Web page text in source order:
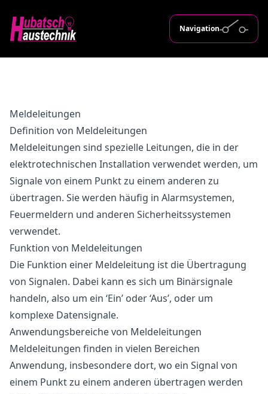
Navigation
Meldeleitungen
Definition von Meldeleitungen
Meldeleitungen sind spezielle Leitungen, die in der
elektrotechnischen Installation verwendet werden, um
Signale von einem Punkt zu einem anderen zu
übertragen. Sie werden häufig in Alarmsystemen,
Feuermeldern und anderen Sicherheitssystemen
verwendet.
Funktion von Meldeleitungen
Die Funktion einer Meldeleitung ist die Übertragung
von Signalen. Dabei kann es sich um Binärsignale
handeln, also um ein ‘Ein’ oder ‘Aus’, oder um
komplexe Datensignale.
Anwendungsbereiche von Meldeleitungen
Meldeleitungen finden in vielen Bereichen
Anwendung, insbesondere dort, wo ein Signal von
einem Punkt zu einem anderen übertragen werden